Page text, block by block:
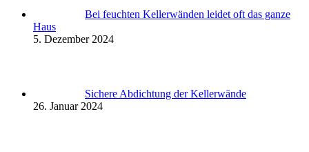
Bei feuchten Kellerwänden leidet oft das ganze
Haus
5. Dezember 2024
Sichere Abdichtung der Kellerwände
26. Januar 2024